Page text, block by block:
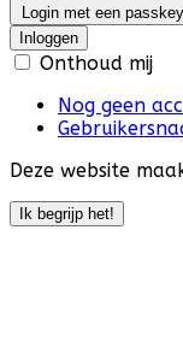
Login met een passkey
Inloggen
Onthoud mij
Nog geen
Deze website
Ik begrijp het!